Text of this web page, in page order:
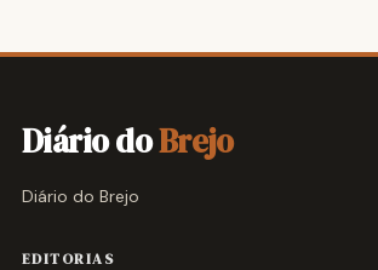
Diário doBrejo
Diário do Brejo
EDITORIAS